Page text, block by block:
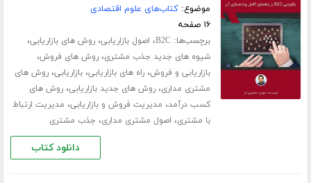
موضوع:کتاب‌های علوم اقتصادی
۱۶ صفحه
برچسب‌ها:B2C، اصول بازاریابی،روش های بازاریابی،
شیوه های جدید جذب مشتری،روش های فروش،
بازاریابی و فروش،راه های بازاریابی،بازاریابی،روش های
مشتری مداری،روش های جدید بازاریابی،روش های
کسب درآمد، مدیریت فروش و بازاریابی، مدیریت ارتباط
با مشتری، اصول مشتری مداری، جذب مشتری
دانلود کتاب